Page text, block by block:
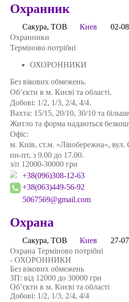
Охранник
Сакура, ТОВ Киев
02-
Охранники
Терміново потрібні
ОХОРОННИКИ
Без вікових обмежень.
Об’єкти в м. Києві та області.
Добові: 1/2, 1/3, 2/4, 4/4.
Вахта: 15/15, 20/10, 30/10 та
Житло та форма надаються
Офіс:
м. Київ, ст.м. «Лівобережна», вул.
пн-пт, з 9.00 до 17.00.
з/п 12000-30000 грн
+38(096)308-12-63
+38(063)449-56-92
5067569@gmail.com
Охрана
Сакура, ТОВ Киев
27-
Охрана Терміново потрібні
- ОХОРОННИКИ
Без вікових обмежень
ЗП: від 12000 до 30000 грн
Об’єкти в м. Києві та області
Добові: 1/2, 1/3, 2/4, 4/4